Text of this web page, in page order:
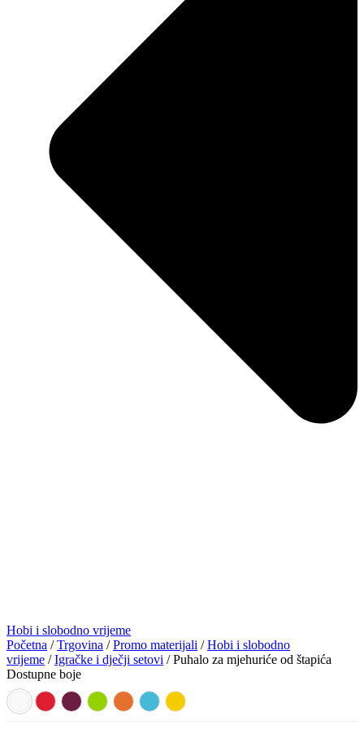
Hobi i slobodno vrijeme
Početna /Trgovina /Promo materijali /Hobi i slobodno
vrijeme /Igračke i dječji setovi / Puhalo za mjehuriće od štapića
Dostupne boje